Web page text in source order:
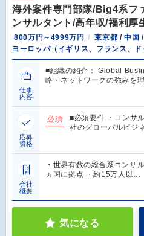
海外案件専門部隊/Big4系フ
ンサルタント/高年収/福利厚
800万円～4999万円
東京都 / 中国
ヨーロッパ（イギリス、フランス、
仕事
内容
■組織の紹介： Global
略・ネットワークの強みを
応募
資格
必須
■必須要件 ・コンサ
社のグローバルビジ
会社
概要
・世界有数の総合系コンサ
ヵ国に拠点 ・約15万人以…
気になる